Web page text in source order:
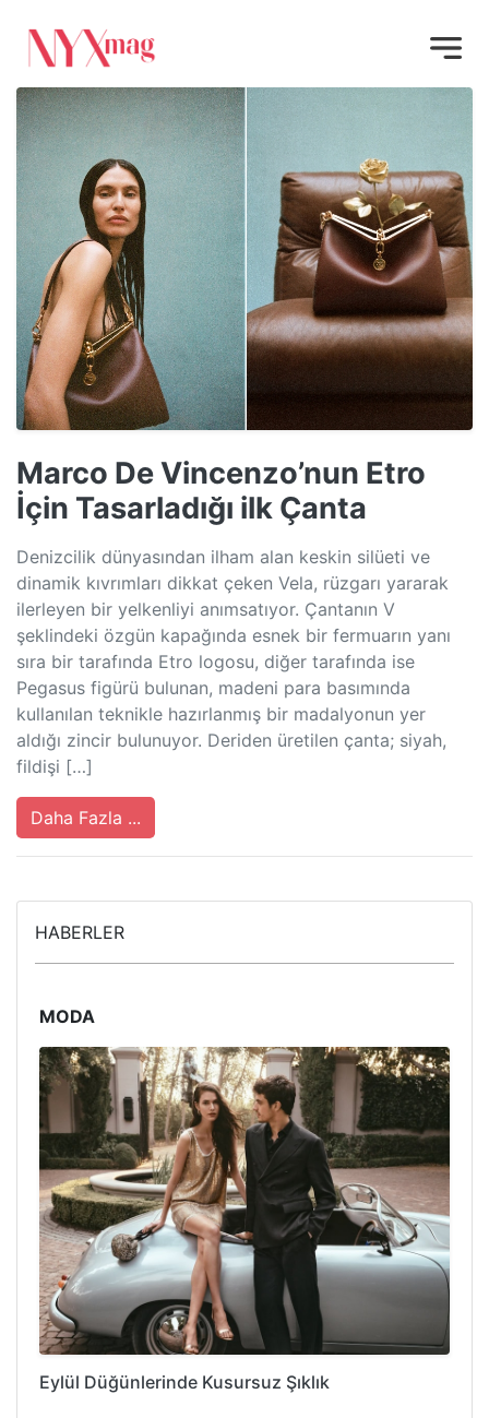
Marco De Vincenzo’nun Etro
İçin Tasarladığı ilk Çanta
Denizcilik dünyasından ilham alan keskin silüeti ve
dinamik kıvrımları dikkat çeken Vela, rüzgarı yararak
ilerleyen bir yelkenliyi anımsatıyor. Çantanın V
şeklindeki özgün kapağında esnek bir fermuarın yanı
sıra bir tarafında Etro logosu, diğer tarafında ise
Pegasus figürü bulunan, madeni para basımında
kullanılan teknikle hazırlanmış bir madalyonun yer
aldığı zincir bulunuyor. Deriden üretilen çanta; siyah,
fildişi […]
Daha Fazla ...
HABERLER
MODA
Eylül Düğünlerinde Kusursuz Şıklık